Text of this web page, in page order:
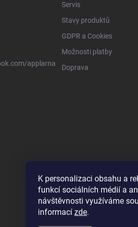
K personalizaci obsahu a
funkcí sociálních médií a
návštěvnosti využíváme
informací zde.
applarna
Servis
Stavy produktů
GDPR a Cookies
Možnosti platby
Doprava